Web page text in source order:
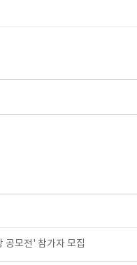
공모전' 참가자 모집